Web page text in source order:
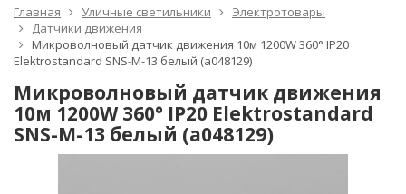
Главная Уличные светильники
Электротовары
Датчики движения
Микроволновый датчик движения 10м 1200W 360° IP20
Elektrostandard SNS-M-13 белый (a048129)
Микроволновый датчик движения
10м 1200W 360° IP20 Elektrostandard
SNS-M-13 белый (a048129)